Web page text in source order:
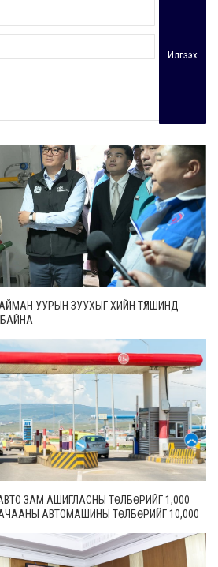
Илгээх
УУРЫН ЗУУХЫГ ХИЙН ТҮЛШИНД
ЗАМ АШИГЛАСНЫ ТӨЛБӨРИЙГ 1,000
АЧААНЫ АВТОМАШИНЫ ТӨЛБӨРИЙГ 10,000